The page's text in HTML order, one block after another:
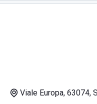
· sedie a sdraio
Viale Europa, 63074,